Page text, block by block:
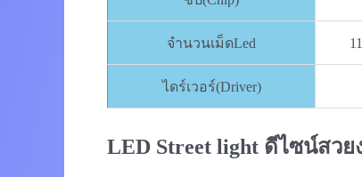
จำนวนเม็ดLed
ไดร์เวอร์(Driver)
LED Street light ดีไซน์สว